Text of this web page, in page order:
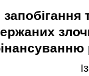
запобiгання